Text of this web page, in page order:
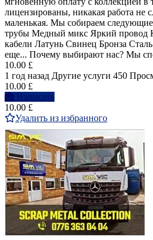
лицензированы, никакая работа не
маленькая. Мы собираем
трубы Медный микс Яркий провод
кабели Латунь Свинец Бронза
еще... Почему выбирают нас? Мы
10.00 £
1 год назад Другие услуги 450
10.00 £
Написать
10.00 £
Удалить из избранного